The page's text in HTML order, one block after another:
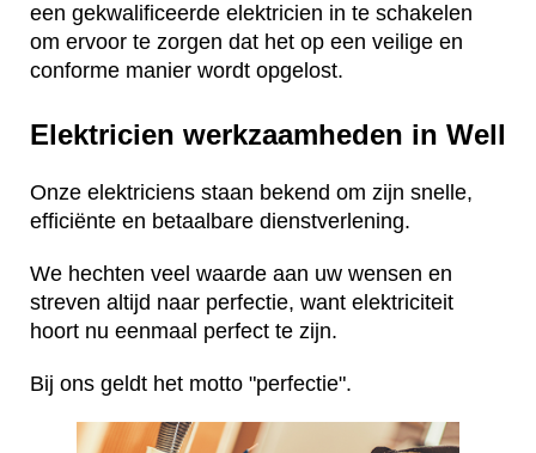
een gekwalificeerde elektricien in te schakelen
om ervoor te zorgen dat het op een veilige en
conforme manier wordt opgelost.
Elektricien werkzaamheden in Well
Onze elektriciens staan bekend om zijn snelle,
efficiënte en betaalbare dienstverlening.
We hechten veel waarde aan uw wensen en
streven altijd naar perfectie, want elektriciteit
hoort nu eenmaal perfect te zijn.
Bij ons geldt het motto "perfectie".